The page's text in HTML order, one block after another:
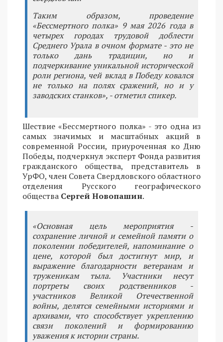
Таким образом, проведение
«Бессмертного полка» 9 мая 2026 года в
четырех городах трудовой доблести
Среднего Урала в очном формате - это не
только дань традиции, но и
подчеркивание уникальной исторической
роли региона, чей вклад в Победу ковался
не только на полях сражений, но и у
заводских станков», - отметил спикер.
Шествие «Бессмертного полка» - это одна из
самых значимых и масштабных акций в
современной России, приуроченная ко Дню
Победы, подчеркнул эксперт Фонда развития
гражданского общества, представитель в
УрФО, член Совета Свердловского областного
отделения Русского географического
общества Сергей Новопашин.
«Основная цель мероприятия -
сохранение личной и семейной памяти о
поколении победителей, напоминание о
цене, которой был достигнут мир, и
выражение благодарности ветеранам и
труженикам тыла. Участники несут
портреты своих родственников -
участников Великой Отечественной
войны, делятся семейными историями и
архивами, что способствует укреплению
связи поколений и формированию
уважения к истории страны.